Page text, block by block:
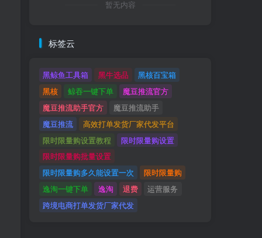
暂无内容
标签云
黑鲸鱼工具箱 黑牛选品
黑核百宝箱
黑核
鲸吞一键下单
魔豆推流官方
魔豆推流助手官方
魔豆推流助手
魔豆推流
高效打单发货厂家代发平台
限时限量购设置教程
限时限量购设置
限时限量购批量设置
限时限量购多久能设置一次
限时限量购
逸淘一键下单
逸淘 退费
运营服务
跨境电商打单发货厂家代发